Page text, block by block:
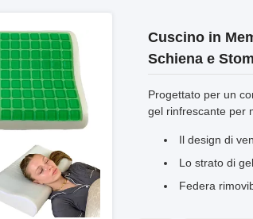
Cuscino in
Schiena e
Progettato per un
gel rinfrescante per
Il design di
Lo strato di
Federa